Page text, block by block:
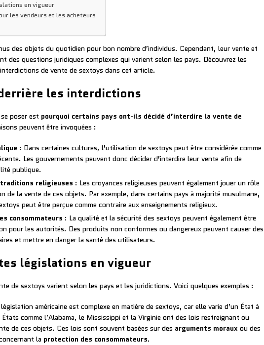
en vigueur
les vendeurs et les acheteurs
des objets du quotidien pour bon nombre d’individus. Cependant, leur vente et
des questions juridiques complexes qui varient selon les pays. Découvrez les
de vente de sextoys dans cet article.
les interdictions
poser est pourquoi certains pays ont-ils décidé d’interdire la vente de
peuvent être invoquées :
: Dans certaines cultures, l’utilisation de sextoys peut être considérée comme
Les gouvernements peuvent donc décider d’interdire leur vente afin de
publique.
religieuses : Les croyances religieuses peuvent également jouer un rôle
de la vente de ces objets. Par exemple, dans certains pays à majorité musulmane,
peut être perçue comme contraire aux enseignements religieux.
consommateurs : La qualité et la sécurité des sextoys peuvent également être
pour les autorités. Des produits non conformes ou dangereux peuvent causer des
et mettre en danger la santé des utilisateurs.
législations en vigueur
de sextoys varient selon les pays et les juridictions. Voici quelques exemples :
américaine est complexe en matière de sextoys, car elle varie d’un État à
comme l’Alabama, le Mississippi et la Virginie ont des lois restreignant ou
de ces objets. Ces lois sont souvent basées sur des arguments moraux ou des
la protection des consommateurs.